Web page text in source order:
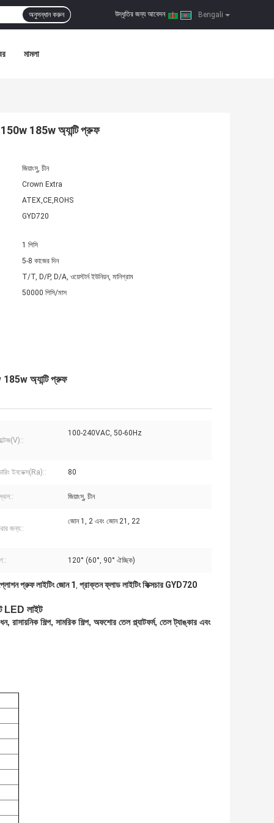
Bengali
উদ্ধৃতির জন্য আবেদন |
অনুসন্ধান করুন
মামলা
150w 185w অ্যান্টি প্রুফ
জিয়াংসু, চীন
Crown Extra
ATEX,CE,ROHS
GYD720
1 পিসি
5-8 কাজের দিন
T/T, D/P, D/A, ওয়েস্টার্ন ইউনিয়ন, মানিগ্রাম
50000 পিসি/মাস
185w অ্যান্টি প্রুফ
100-240VAC, 50-60Hz
ইনডেক্স(Ra):: 80
জিয়াংসু, চীন
জন্য::
জোন 1, 2 এবং জোন 21, 22
120° (60°, 90° ঐচ্ছিক)
প্রুফ লাইটিং জোন 1 , প্রাক্তন ফ্লাড লাইটিং ফিক্সচার GYD720
LED লাইট
শিল্প, সামরিক শিল্প, অফশোর তেল প্ল্যাটফর্ম, তেল ট্যাঙ্কার এবং